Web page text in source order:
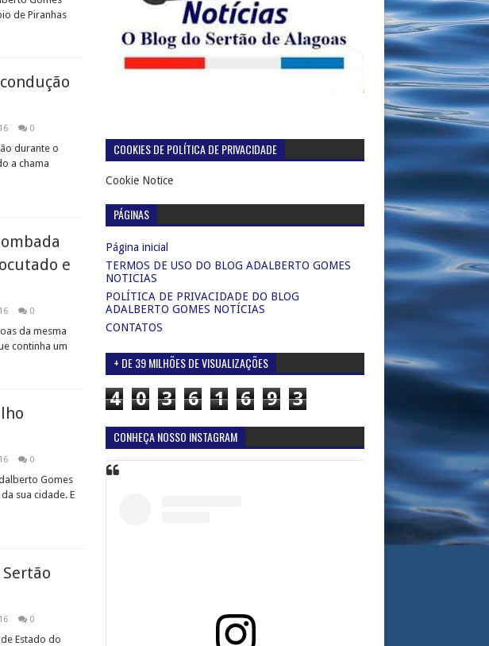
de Piranhas
0
durante o
a chama
e
0
da mesma
continha um
0
Gomes
sua cidade. E
0
Estado do
COOKIES DE POLÍTICA DE PRIVACIDADE
Cookie Notice
PÁGINAS
Página inicial
TERMOS DE USO DO BLOG ADALBERTO GOMES
NOTICIAS
POLÍTICA DE PRIVACIDADE DO BLOG
ADALBERTO GOMES NOTÍCIAS
CONTATOS
+ DE 39 MILHÕES DE VISUALIZAÇÕES
4 0 3 6 1 6 9 3
CONHEÇA NOSSO INSTAGRAM